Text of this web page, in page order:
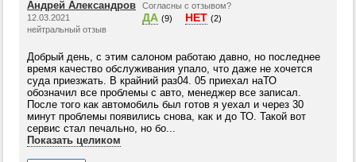
Андрей Александров
12.03.2021
нейтральный отзыв
Согласны с отзывом?
ДА (9) НЕТ (2)
Добрый день, с этим салоном работаю давно, но последнее
время качество обслуживания упало, что даже не хочется
суда приезжать. В крайний раз04. 05 приехал наТО
обозначил все проблемы с авто, менеджер все записал.
После того как автомобиль был готов я уехал и через 30
минут проблемы появились снова, как и до ТО. Такой вот
сервис стал печально, но бо...
Показать целиком